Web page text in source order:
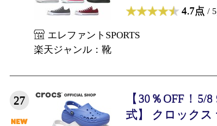
4.7点 /
エレファントSPORTS
楽天ジャンル：靴
27
【30％OFF！5/
式】 クロックス